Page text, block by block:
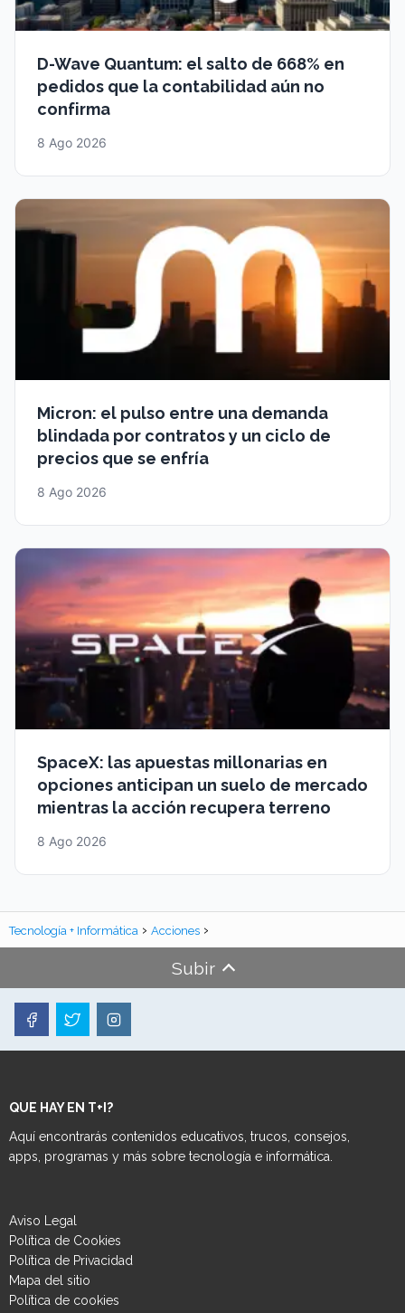
D-Wave Quantum: el salto de 668% en
pedidos que la contabilidad aún no
confirma
8 Ago 2026
Micron: el pulso entre una demanda
blindada por contratos y un ciclo de
precios que se enfría
8 Ago 2026
SpaceX: las apuestas millonarias en
opciones anticipan un suelo de mercado
mientras la acción recupera terreno
8 Ago 2026
Tecnología + Informática Acciones
Subir
QUE HAY EN T+I?
Aquí encontrarás contenidos educativos, trucos, consejos,
apps, programas y más sobre tecnología e informática.
Aviso Legal
Política de Cookies
Política de Privacidad
Mapa del sitio
Política de cookies